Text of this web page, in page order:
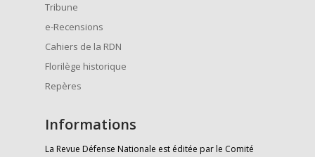
Tribune
e-Recensions
Cahiers de la RDN
Florilège historique
Repères
Informations
La Revue Défense Nationale est éditée par le Comité